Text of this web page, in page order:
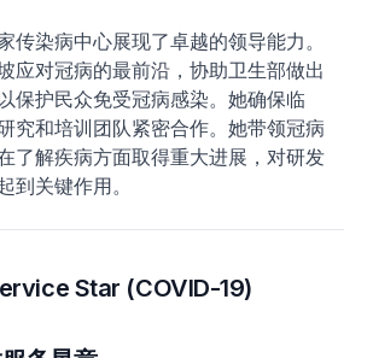
传染病中心展现了卓越的领导能力。
应对冠病的最前沿，协助卫生部做出
保护民众免受冠病感染。她确保临
究和培训团队紧密合作。她带领冠病
了解疾病方面取得重大进展，对研发
到关键作用。
Star (COVID-19)